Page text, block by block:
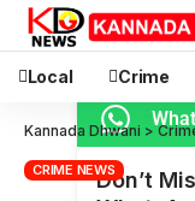
Local Crime
Kannada Dhwani >
CRIME NEWSDon’t